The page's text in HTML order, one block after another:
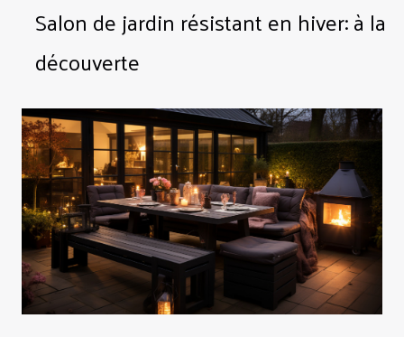
Salon de jardin résistant en hiver: à la
découverte